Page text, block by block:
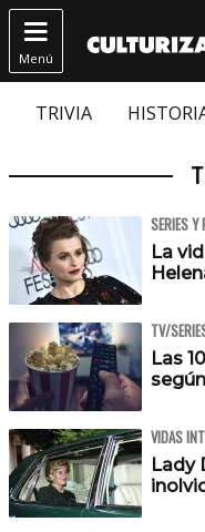

Menú
TRIVIA
SERIES Y
La
TV/
Las
VIDAS
Lady